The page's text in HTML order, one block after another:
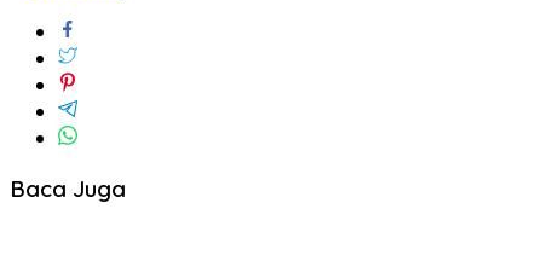
Baca Juga